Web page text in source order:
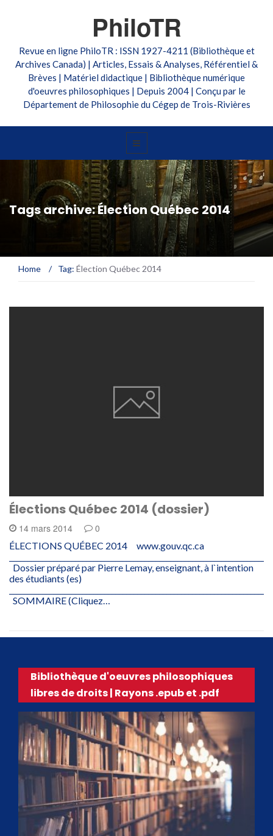
PhiloTR
Revue en ligne PhiloTR : ISSN 1927-4211 (Bibliothèque et
Archives Canada) | Articles, Essais & Analyses, Référentiel &
Brèves | Matériel didactique | Bibliothèque numérique
d'oeuvres philosophiques | Depuis 2004 | Conçu par le
Département de Philosophie du Cégep de Trois-Rivières
Tags archive: Élection Québec 2014
Home / Tag: Élection Québec 2014
Élections Québec 2014 (dossier)
14 mars 2014 0
ÉLECTIONS QUÉBEC 2014 www.gouv.qc.ca
Dossier préparé par Pierre Lemay, enseignant, à l`intention
des étudiants (es)
SOMMAIRE (Cliquez…
Bibliothèque d'oeuvres philosophiques
libres de droits | Rayons .epub et .pdf